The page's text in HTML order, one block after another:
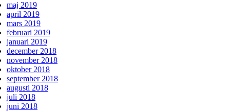
maj 2019
april 2019
mars 2019
februari 2019
januari 2019
december 2018
november 2018
oktober 2018
september 2018
augusti 2018
juli 2018
juni 2018